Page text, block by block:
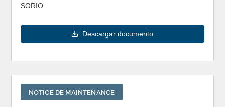
SORIO
Descargar documento
NOTICE DE MAINTENANCE